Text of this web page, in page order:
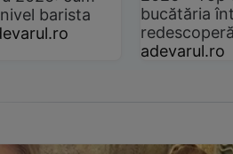
barista
bucătăria
adevarul.ro